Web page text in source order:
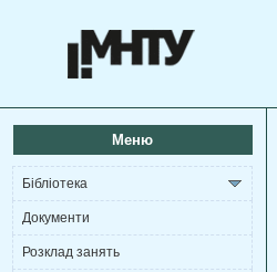
Меню
Бібліотека
Документи
Розклад занять